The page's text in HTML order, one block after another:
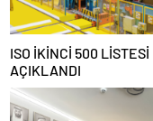
ISO İKİNCİ 500 LİSTESİ
AÇIKLANDI